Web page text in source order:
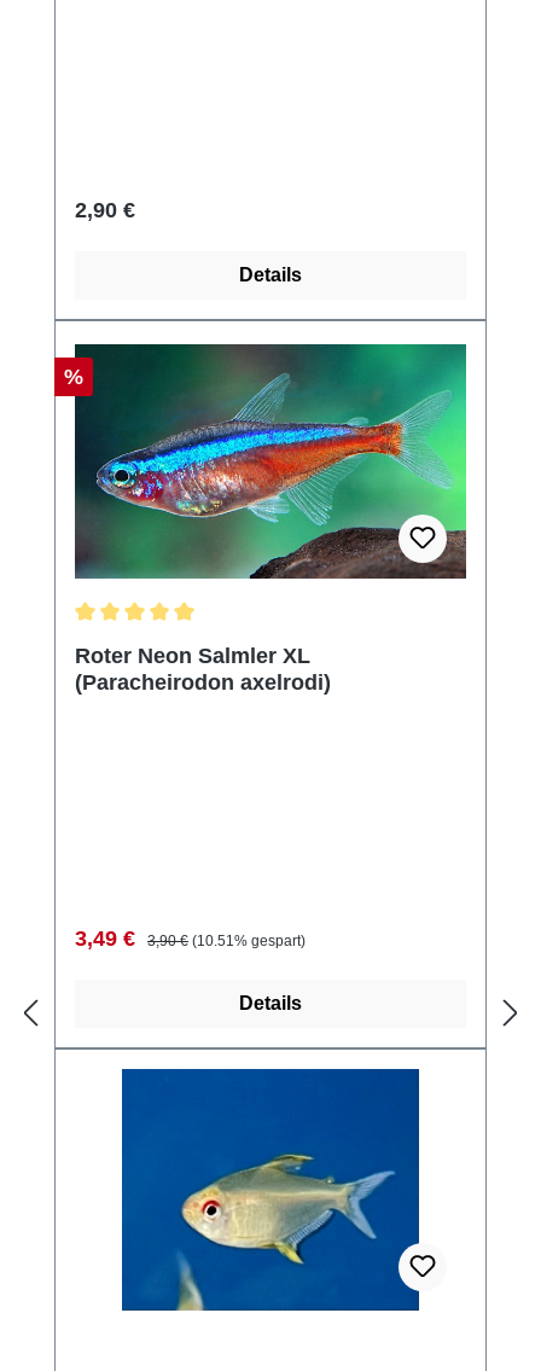
Regulärer Preis:
2,90 €
Details
Rabatt
%
Roter Neon Salmler XL
(Paracheirodon axelrodi)
Verkaufspreis:
3,49 € Regulärer Preis:
3,90 € (10.51% gespart)
Details